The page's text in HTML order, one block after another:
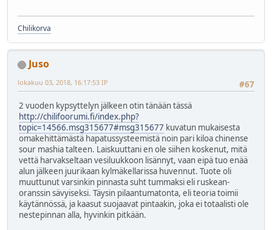
Chilikorva
Juso
#67
lokakuu 03, 2018, 16:17:53 IP
2 vuoden kypsyttelyn jälkeen otin tänään tässä
http://chilifoorumi.fi/index.php?
topic=14566.msg315677#msg315677 kuvatun mukaisesta
omakehittämästä hapatussysteemistä noin pari kiloa chinense
sour mashia talteen. Laiskuuttani en ole siihen koskenut, mitä
vettä harvakseltaan vesiluukkoon lisännyt, vaan eipä tuo enää
alun jälkeen juurikaan kylmäkellarissa huvennut. Tuote oli
muuttunut varsinkin pinnasta suht tummaksi eli ruskean-
oranssin sävyiseksi. Täysin pilaantumatonta, eli teoria toimii
käytännössä, ja kaasut suojaavat pintaakin, joka ei totaalisti ole
nestepinnan alla, hyvinkin pitkään.